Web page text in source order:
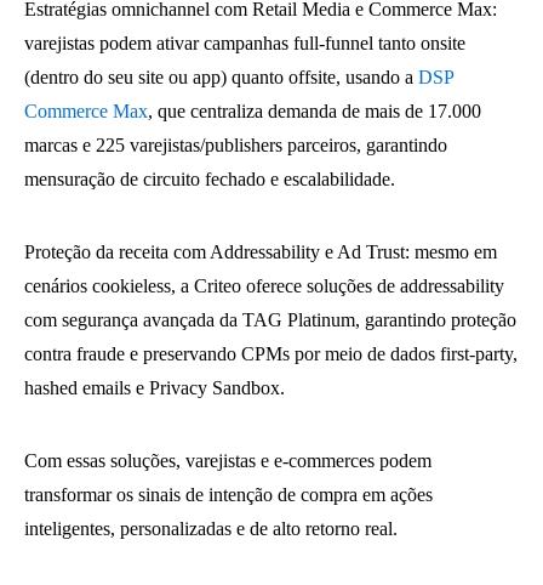
Estratégias omnichannel com Retail Media e Commerce Max:
varejistas podem ativar campanhas full-funnel tanto onsite
(dentro do seu site ou app) quanto offsite, usando a DSP
Commerce Max, que centraliza demanda de mais de 17.000
marcas e 225 varejistas/publishers parceiros, garantindo
mensuração de circuito fechado e escalabilidade.
Proteção da receita com Addressability e Ad Trust: mesmo em
cenários cookieless, a Criteo oferece soluções de addressability
com segurança avançada da TAG Platinum, garantindo proteção
contra fraude e preservando CPMs por meio de dados first-party,
hashed emails e Privacy Sandbox.
Com essas soluções, varejistas e e‑commerces podem
transformar os sinais de intenção de compra em ações
inteligentes, personalizadas e de alto retorno real.